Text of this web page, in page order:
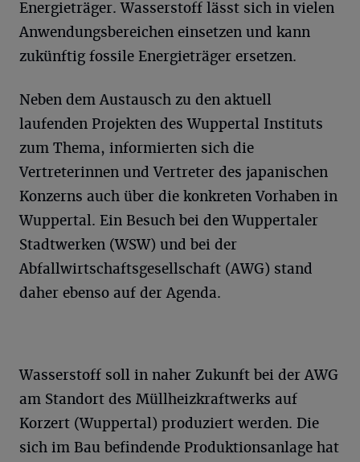
Energieträger. Wasserstoff lässt sich in vielen
Anwendungsbereichen einsetzen und kann
zukünftig fossile Energieträger ersetzen.
Neben dem Austausch zu den aktuell
laufenden Projekten des Wuppertal Instituts
zum Thema, informierten sich die
Vertreterinnen und Vertreter des japanischen
Konzerns auch über die konkreten Vorhaben in
Wuppertal. Ein Besuch bei den Wuppertaler
Stadtwerken (WSW) und bei der
Abfallwirtschaftsgesellschaft (AWG) stand
daher ebenso auf der Agenda.
Wasserstoff soll in naher Zukunft bei der AWG
am Standort des Müllheizkraftwerks auf
Korzert (Wuppertal) produziert werden. Die
sich im Bau befindende Produktionsanlage hat